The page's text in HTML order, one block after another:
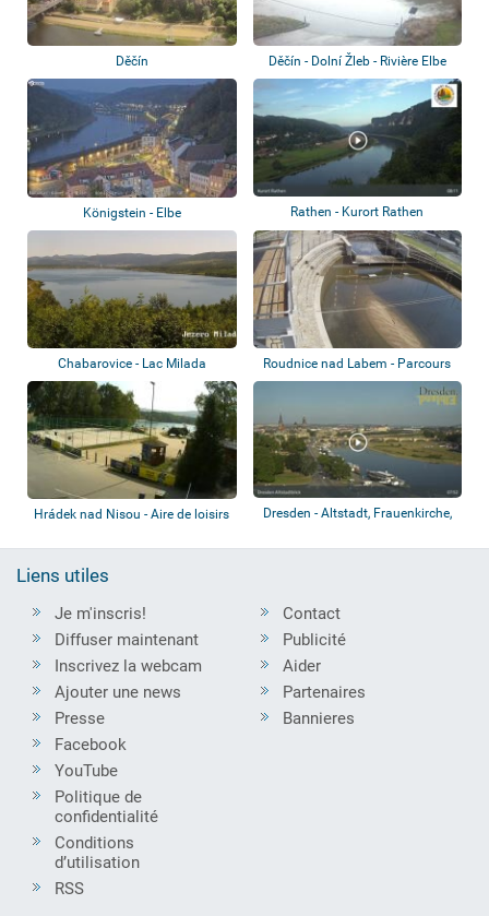
Děčín Děčín - Dolní Žleb - Rivière Elbe
Königstein - Elbe Rathen - Kurort Rathen
Chabarovice - Lac Milada
Roudnice nad Labem - Parcours
de slalom
Hrádek nad Nisou - Aire de loisirs
Dresden - Altstadt, Frauenkirche,
Liens utiles
Je m'inscris!
Diffuser maintenant
Inscrivez la webcam
Ajouter une news
Presse
Contact
Publicité
Aider
Partenaires
Bannieres
Facebook
YouTube
Politique de
confidentialité
Conditions
d’utilisation
RSS